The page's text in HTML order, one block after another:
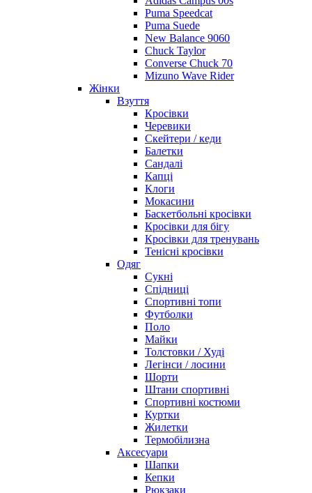
Puma Speedcat
Puma Suede
New Balance 9060
Chuck Taylor
Converse Chuck 70
Mizuno Wave Rider
Жінки
Взуття
Кросівки
Черевики
Скейтери / кеди
Балетки
Сандалі
Капці
Клоги
Мокасини
Баскетбольні кросівки
Кросівки для бігу
Кросівки для тренувань
Тенісні кросівки
Одяг
Сукні
Спідниці
Спортивні топи
Футболки
Поло
Майки
Толстовки / Худі
Легінси / лосини
Шорти
Штани спортивні
Спортивні костюми
Куртки
Жилетки
Термобілизна
Аксесуари
Шапки
Кепки
Рюкзаки